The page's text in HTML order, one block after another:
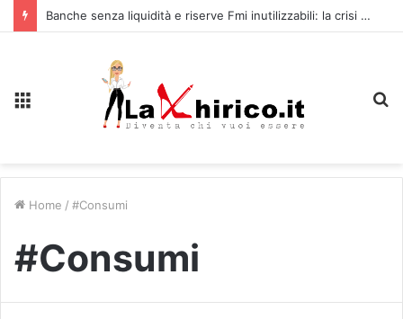
Banche senza liquidità e riserve Fmi inutilizzabili: la crisi dell’economia russa
Home / #Consumi
#Consumi